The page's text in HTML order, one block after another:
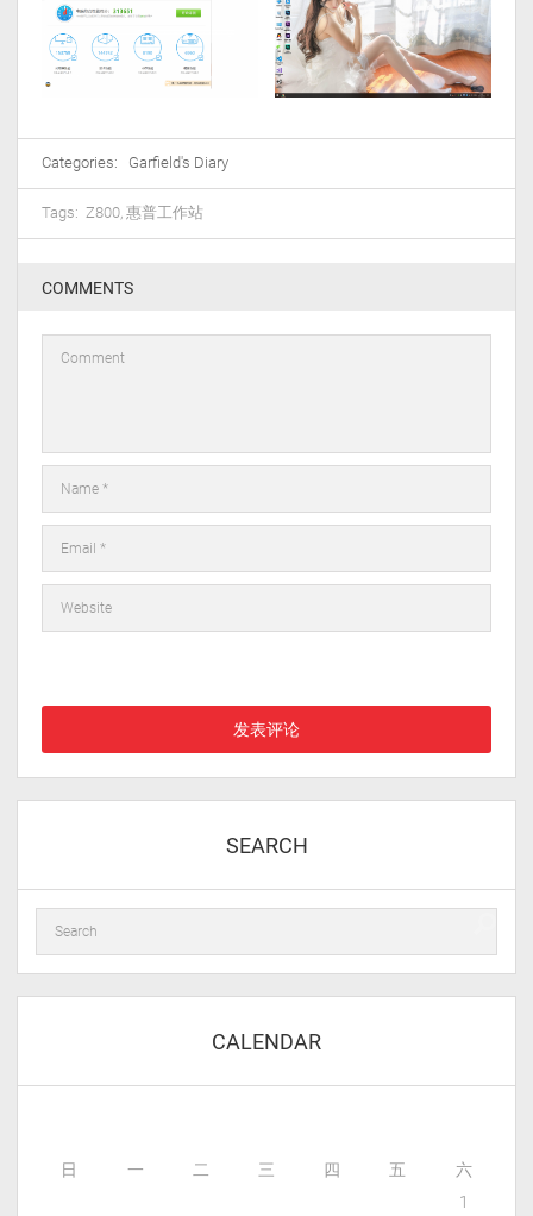
Categories: Garfield's Diary
Tags: Z800 惠普工作站
COMMENTS
SEARCH
CALENDAR
日 一 二 三 四 五
六
1